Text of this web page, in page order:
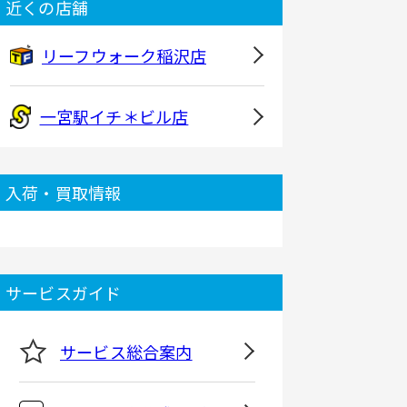
近くの店舗
リーフウォーク稲沢店
一宮駅イチ＊ビル店
入荷・買取情報
サービスガイド
サービス総合案内